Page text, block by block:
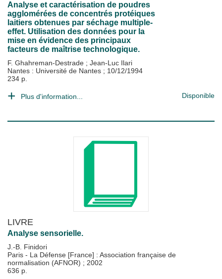
Analyse et caractérisation de poudres
agglomérées de concentrés protéiques
laitiers obtenues par séchage multiple-
effet. Utilisation des données pour la
mise en évidence des principaux
facteurs de maîtrise technologique.
F. Ghahreman-Destrade ; Jean-Luc Ilari
Nantes : Université de Nantes ; 10/12/1994
234 p.
Plus d'information... Disponible
LIVRE
Analyse sensorielle.
J.-B. Finidori
Paris - La Défense [France] : Association française de
normalisation (AFNOR) ; 2002
636 p.